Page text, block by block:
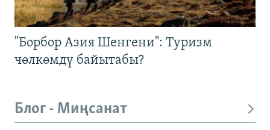
"Борбор Азия Шенгени": Туризм
чөлкөмдү байытабы?
Блог - Миңсанат